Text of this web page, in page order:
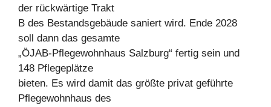
der rückwärtige Trakt
B des Bestandsgebäude saniert wird. Ende 2028
soll dann das gesamte
„ÖJAB-Pflegewohnhaus Salzburg“ fertig sein und
148 Pflegeplätze
bieten. Es wird damit das größte privat geführte
Pflegewohnhaus des